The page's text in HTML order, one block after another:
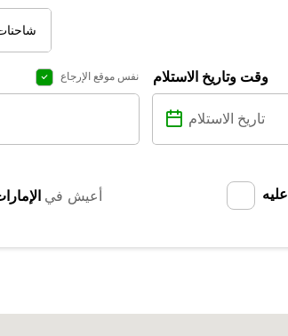
نفس موقع الإرجاع وقت وتاريخ الاستلام
أعيش في